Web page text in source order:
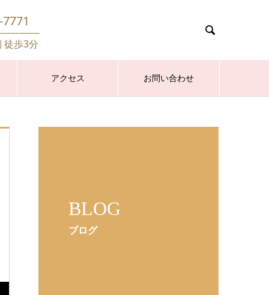
徒歩3分

アクセス お問い合わせ
BLOG
ブログ